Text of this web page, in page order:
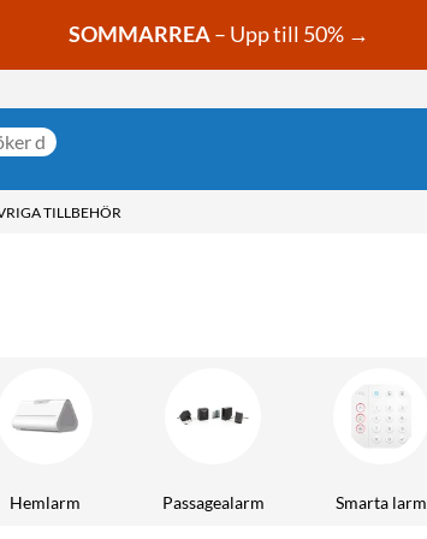
SOMMARREA– Upp till 50% →
TILLBEHÖR
Hemlarm Passagealarm Smarta larm